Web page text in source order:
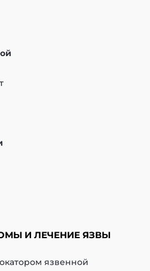
И ЛЕЧЕНИЕ ЯЗВЫ
язвенной